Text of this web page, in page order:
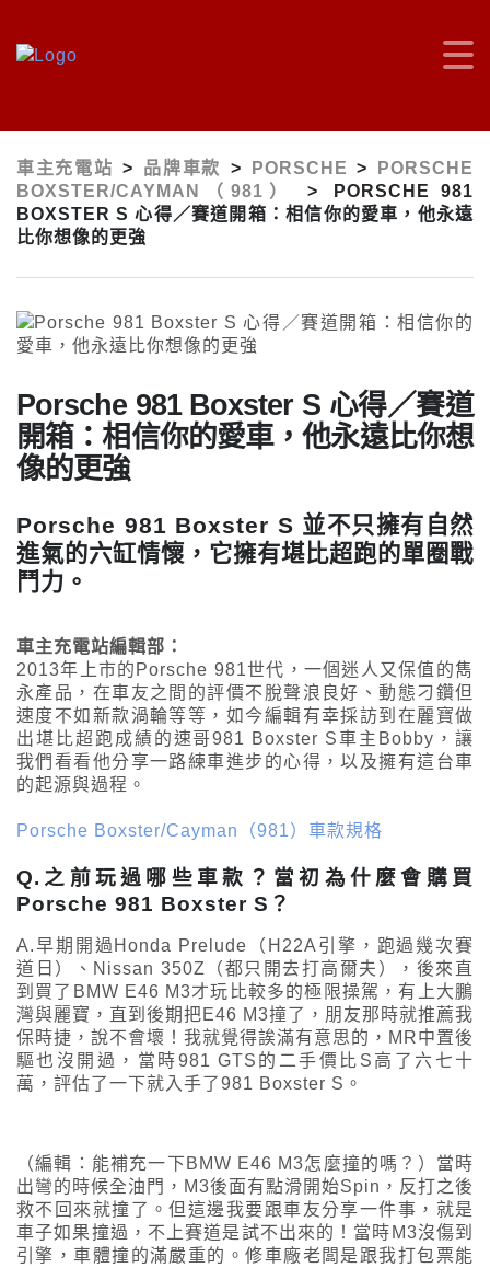
車主充電站 > 品牌車款 > PORSCHE >
PORSCHE
BOXSTER/CAYMAN（981）
>
PORSCHE 981
BOXSTER S 心得／賽道開箱：相信你的愛車，他永遠
比你想像的更強
Porsche 981 Boxster S 心得／賽道
開箱：相信你的愛車，他永遠比你想
像的更強
Porsche 981 Boxster S 並不只擁有自然
進氣的六缸情懷，它擁有堪比超跑的單圈戰
鬥力。
車主充電站編輯部：
2013年上市的Porsche 981世代，一個迷人又保值的雋
永產品，在車友之間的評價不脫聲浪良好、動態刁鑽但
速度不如新款渦輪等等，如今編輯有幸採訪到在麗寶做
出堪比超跑成績的速哥981 Boxster S車主Bobby，讓
我們看看他分享一路練車進步的心得，以及擁有這台車
的起源與過程。
Porsche Boxster/Cayman（981）車款規格
Q.之前玩過哪些車款？當初為什麼會購買
Porsche 981 Boxster S？
A.早期開過Honda Prelude（H22A引擎，跑過幾次賽
道日）、Nissan 350Z（都只開去打高爾夫），後來直
到買了BMW E46 M3才玩比較多的極限操駕，有上大鵬
灣與麗寶，直到後期把E46 M3撞了，朋友那時就推薦我
保時捷，說不會壞！我就覺得誒滿有意思的，MR中置後
驅也沒開過，當時981 GTS的二手價比S高了六七十
萬，評估了一下就入手了981 Boxster S。
（編輯：能補充一下BMW E46 M3怎麼撞的嗎？）當時
出彎的時候全油門，M3後面有點滑開始Spin，反打之後
救不回來就撞了。但這邊我要跟車友分享一件事，就是
車子如果撞過，不上賽道是試不出來的！當時M3沒傷到
引擎，車體撞的滿嚴重的。修車廠老闆是跟我打包票能